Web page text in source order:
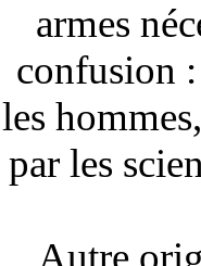
armes
confusion
les
par les
Autre